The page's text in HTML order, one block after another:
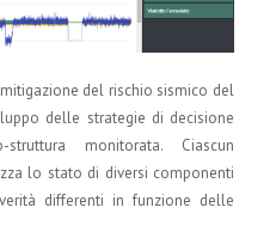
del rischio sismico del
delle strategie di decisione
monitorata. Ciascun
lo stato di diversi componenti
differenti in funzione delle